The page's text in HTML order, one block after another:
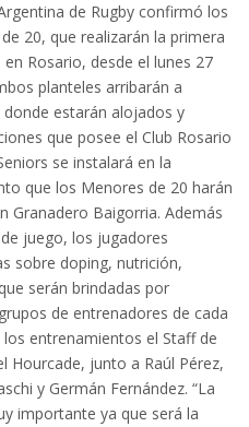
de Rugby confirmó los
20, que realizarán la primera
Rosario, desde el lunes 27
planteles arribarán a
estarán alojados y
que posee el Club Rosario
se instalará en la
que los Menores de 20 harán
Granadero Baigorria. Además
juego, los jugadores
sobre doping, nutrición,
serán brindadas por
de entrenadores de cada
entrenamientos el Staff de
Hourcade, junto a Raúl Pérez,
y Germán Fernández. “La
importante ya que será la